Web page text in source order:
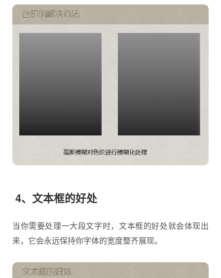
4、文本框的好处
当你需要处理一大段文字时，文本框的好处就会体现出
来，它会永远保持你字体的宽度整齐展现。